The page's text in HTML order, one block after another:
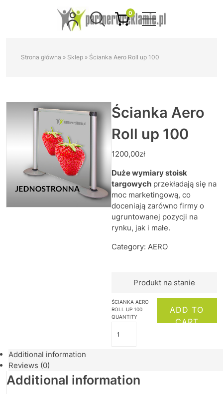
0
Strona główna » Sklep » Ścianka Aero Roll up 100
Ścianka Aero
Roll up 100
1200,00zł
Duże wymiary stoisk
targowych przekładają się na
moc marketingową, co
doceniają zarówno firmy o
ugruntowanej pozycji na
rynku, jak i małe.
Category: AERO
Produkt na stanie
ŚCIANKA AERO
ROLL UP 100
QUANTITY
ADD TO
CART
Additional information
Reviews (0)
Additional information